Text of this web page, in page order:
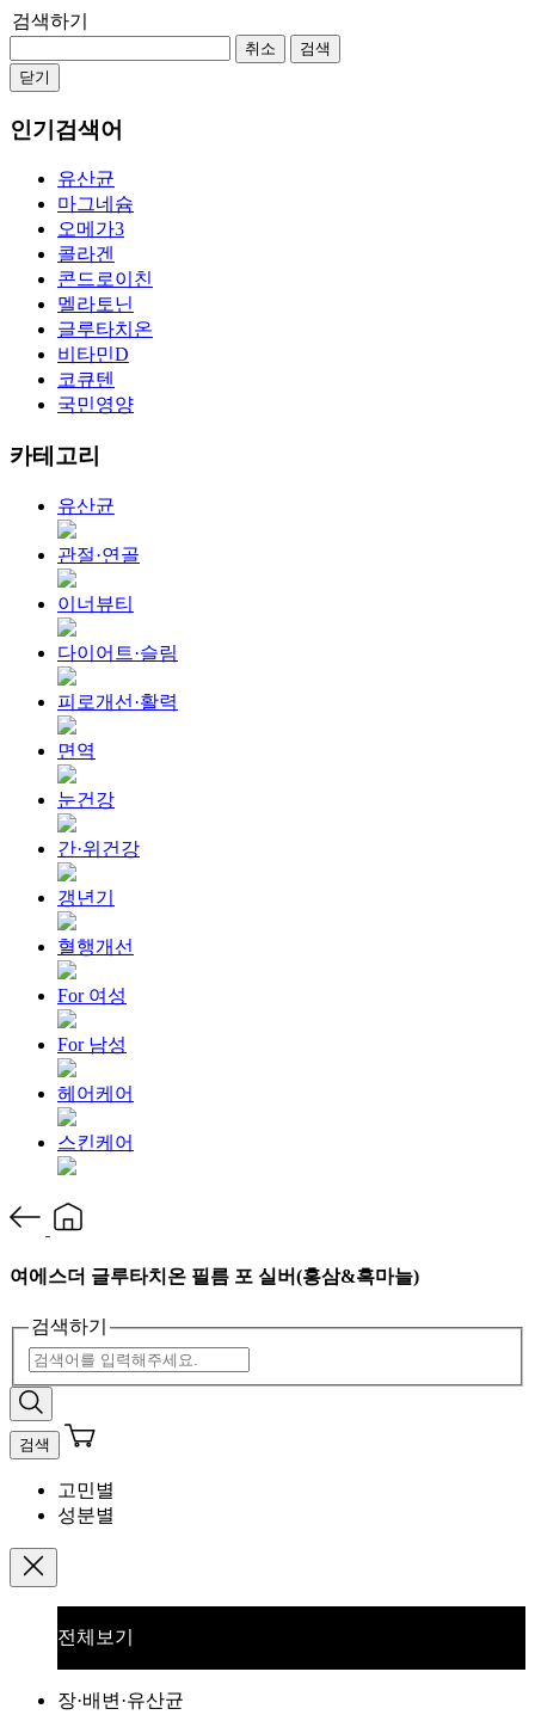
검색하기
취소
검색
닫기
인기검색어
유산균
마그네슘
오메가3
콜라겐
콘드로이친
멜라토닌
글루타치온
비타민D
코큐텐
국민영양
카테고리
유산균
관절·연골
이너뷰티
다이어트·슬림
피로개선·활력
면역
눈건강
간·위건강
갱년기
혈행개선
For 여성
For 남성
헤어케어
스킨케어
여에스더 글루타치온 필름 포 실버(홍삼&흑마늘)
검색하기
검색
고민별
성분별
전체보기
장·배변·유산균